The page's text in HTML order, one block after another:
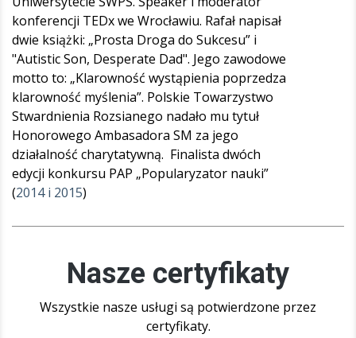
konferencji TEDx we Wrocławiu. Rafał napisał
dwie książki: „Prosta Droga do Sukcesu” i
"Autistic Son, Desperate Dad". Jego zawodowe
motto to: „Klarowność wystąpienia poprzedza
klarowność myślenia”. Polskie Towarzystwo
Stwardnienia Rozsianego nadało mu tytuł
Honorowego Ambasadora SM za jego
działalność charytatywną. Finalista dwóch
edycji konkursu PAP „Popularyzator nauki”
(2014 i 2015)
Nasze certyfikaty
Wszystkie nasze usługi są potwierdzone przez
certyfikaty.